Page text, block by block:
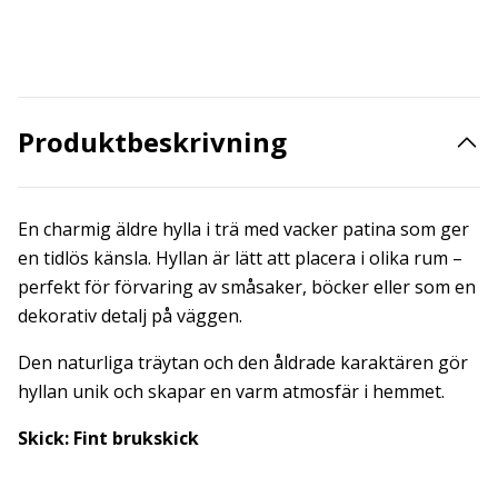
Produktbeskrivning
En charmig äldre hylla i trä med vacker patina som ger
en tidlös känsla. Hyllan är lätt att placera i olika rum –
perfekt för förvaring av småsaker, böcker eller som en
dekorativ detalj på väggen.
Den naturliga träytan och den åldrade karaktären gör
hyllan unik och skapar en varm atmosfär i hemmet.
Skick: Fint brukskick